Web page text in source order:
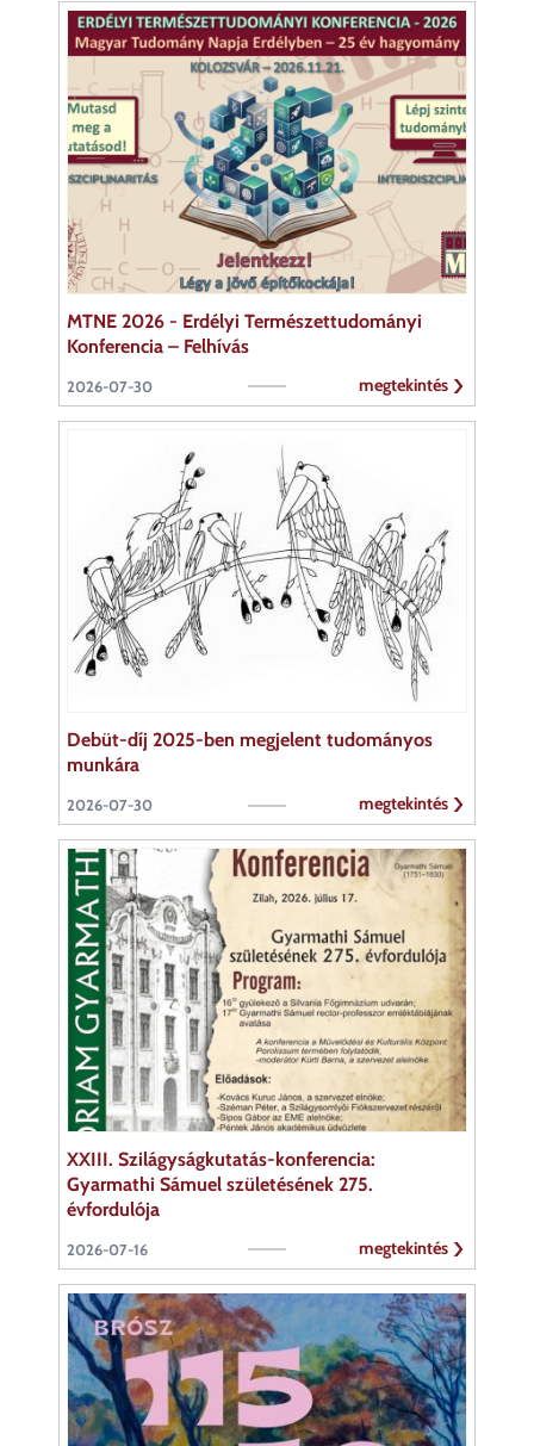
MTNE 2026 - Erdélyi Természettudományi
Konferencia – Felhívás
2026-07-30 megtekintés
Debüt-díj 2025-ben megjelent tudományos
munkára
2026-07-30 megtekintés
XXIII. Szilágyságkutatás-konferencia:
Gyarmathi Sámuel születésének 275.
évfordulója
2026-07-16 megtekintés